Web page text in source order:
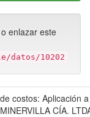
enlazar este
datos/10202
costos: Aplicación
CÍA.